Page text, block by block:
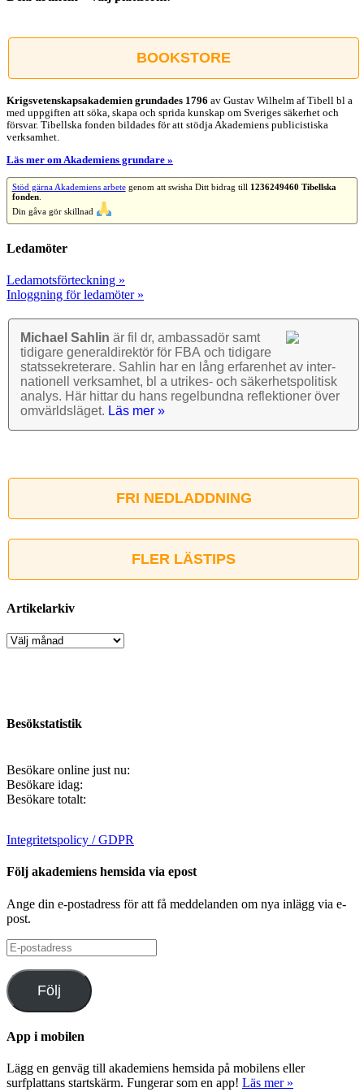
post
BOOKSTORE
Krigsvetenskap­sakademien grundades 1796 av Gustav Wilhelm af Tibell bl a
med uppgiften att söka, skapa och sprida kunskap om Sveriges säkerhet och
försvar. Tibellska fonden bildades för att stödja Akademiens publicistiska
verksamhet.
Läs mer om Akademiens grundare »
Stöd gärna Akademiens arbetegenom att swisha Ditt bidrag till 1236249460 Tibellska
fonden.
Din gåva gör skillnad
Ledamöter
Ledamotsförteckning »
Inloggning för ledamöter »
Michael Sahlin är fil dr, ambassadör samt
tidigare general­direktör för FBA och tidigare
stats­sekre­terare. Sahlin har en lång erfarenhet av inter­
nationell verk­samhet, bl a utrikes- och säkerhets­politisk
analys. Här hittar du hans regel­bundna reflek­tioner över
omvärlds­läget. Läs mer »
FRI NEDLADDNING
FLER LÄSTIPS
Artikelarkiv
Artikelarkiv
Besökstatistik
Besökare online just nu:
Besökare idag:
Besökare totalt:
Integritetspolicy / GDPR
Följ akademiens hemsida via epost
Ange din e-postadress för att få meddelanden om nya inlägg via e-
post.
E-
postadress
Följ
App i mobilen
Lägg en genväg till akademiens hemsida på mobilens eller
surfplattans startskärm. Fungerar som en app! Läs mer »